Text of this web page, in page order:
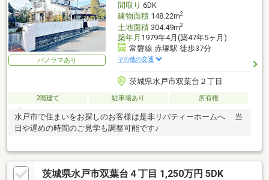
パノラマあり
間取り 6DK
建物面積148.22m2
土地面積304.49m2
築年月 1979年4月(築47年5ヶ月)
常磐線 赤塚駅 徒歩37分
その他の交通
茨城県水戸市双葉台２丁目
2階建て 駐車場あり 所有権
水戸市で住まいをお探しのお客様は是非リバティーホームへ 当
日や遅めの時間のご見学も調整可能です♪
茨城県水戸市双葉台４丁目 1,250万円 5DK